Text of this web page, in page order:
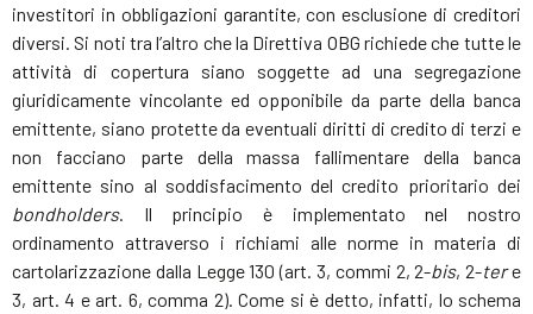
investitori in obbligazioni garantite, con esclusione di creditori
diversi. Si noti tra l’altro che la Direttiva OBG richiede che tutte le
attività di copertura siano soggette ad una segregazione
giuridicamente vincolante ed opponibile da parte della banca
emittente, siano protette da eventuali diritti di credito di terzi e
non facciano parte della massa fallimentare della banca
emittente sino al soddisfacimento del credito prioritario dei
bondholders. Il principio è implementato nel nostro
ordinamento attraverso i richiami alle norme in materia di
cartolarizzazione dalla Legge 130 (art. 3, commi 2, 2-bis, 2-tere
3, art. 4 e art. 6, comma 2). Come si è detto, infatti, lo schema